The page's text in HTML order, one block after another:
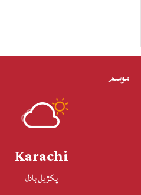
موسم
Karachi
پکڙيل بادل